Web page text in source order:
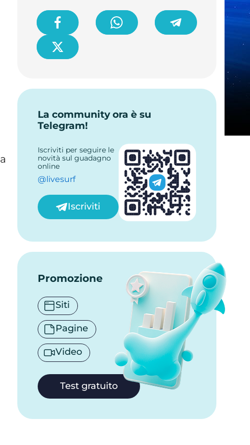
La community ora è su
Telegram!
Iscriviti per seguire le
novità sul guadagno
online
@livesurf
Iscriviti
Promozione
Siti
Pagine
Video
Test gratuito